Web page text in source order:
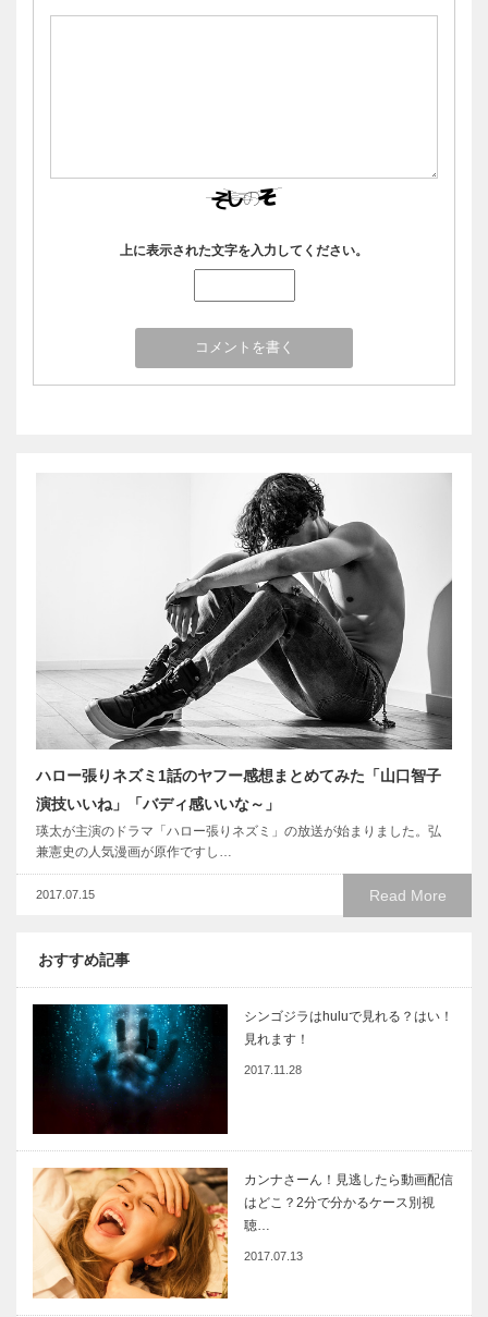
上に表示された文字を入力してください。
ハロー張りネズミ1話のヤフー感想まとめてみた「山口智子
演技いいね」「バディ感いいな～」
瑛太が主演のドラマ「ハロー張りネズミ」の放送が始まりました。弘
兼憲史の人気漫画が原作ですし…
Read More
2017.07.15
おすすめ記事
シンゴジラはhuluで見れる？はい！
見れます！
2017.11.28
カンナさーん！見逃したら動画配信
はどこ？2分で分かるケース別視
聴…
2017.07.13